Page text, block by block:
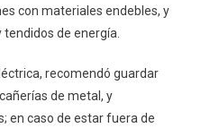
con materiales endebles, y
de energía.
recomendó guardar
de metal, y
en caso de estar fuera de